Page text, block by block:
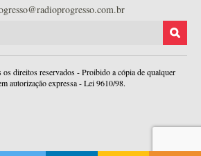
direitos reservados - Proibido a cópia de qualquer
autorização expressa - Lei 9610/98.